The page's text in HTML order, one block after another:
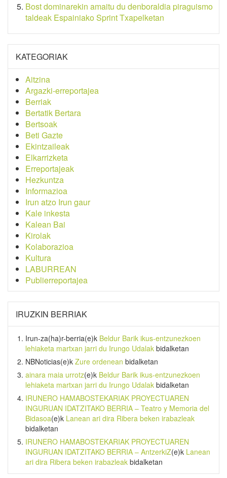
Bost dominarekin amaitu du denboraldia piraguismo
taldeak Espainiako Sprint Txapelketan
KATEGORIAK
Aitzina
Argazki-erreportajea
Berriak
Bertatik Bertara
Bertsoak
Beti Gazte
Ekintzaileak
Elkarrizketa
Erreportajeak
Hezkuntza
Informazioa
Irun atzo Irun gaur
Kale inkesta
Kalean Bai
Kirolak
Kolaborazioa
Kultura
LABURREAN
Publierreportajea
IRUZKIN BERRIAK
Irun-za(ha)r-berria(e)k Beldur Barik ikus-entzunezkoen
lehiaketa martxan jarri du Irungo Udalak bidalketan
NBNoticias(e)k Zure ordenean bidalketan
ainara maia urrotz(e)k Beldur Barik ikus-entzunezkoen
lehiaketa martxan jarri du Irungo Udalak bidalketan
IRUNERO HAMABOSTEKARIAK PROYECTUAREN
INGURUAN IDATZITAKO BERRIA – Teatro y Memoria del
Bidasoa(e)k Lanean ari dira Ribera beken irabazleak
bidalketan
IRUNERO HAMABOSTEKARIAK PROYECTUAREN
INGURUAN IDATZITAKO BERRIA – AntzerkiZ(e)k Lanean
ari dira Ribera beken irabazleak bidalketan